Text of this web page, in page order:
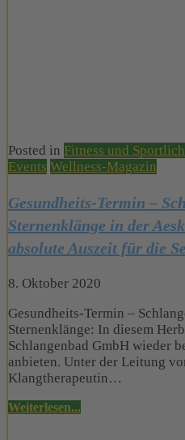
Posted in Fitness und
Events Wellness-Magazin
Gesundheits-Termin –
Sternenklänge in der
absolute Auszeit für die
8. Oktober 2020
Gesundheits-Termin –
Sternenklänge: In diesem
Schlangenbad GmbH wieder
anbieten. Unter der Leitung
Klangtherapeutin…
Weiterlesen...